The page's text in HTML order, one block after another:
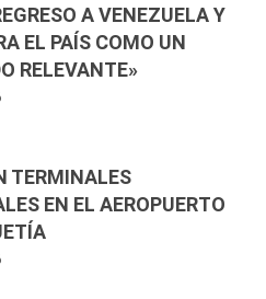
A VENEZUELA Y
EL PAÍS COMO UN
RELEVANTE»
TERMINALES
EN EL AEROPUERTO